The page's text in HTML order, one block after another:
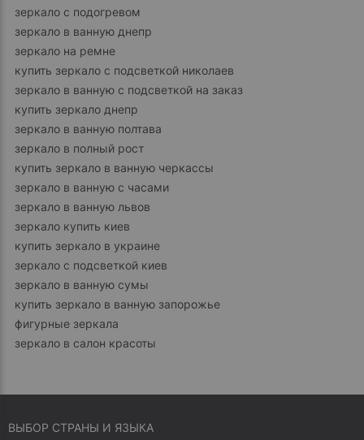
зеркало с подогревом
зеркало в ванную днепр
зеркало на ремне
купить зеркало с подсветкой николаев
зеркало в ванную с подсветкой на заказ
купить зеркало днепр
зеркало в ванную полтава
зеркало в полный рост
купить зеркало в ванную черкассы
зеркало в ванную с часами
зеркало в ванную львов
зеркало купить киев
купить зеркало в украине
зеркало с подсветкой киев
зеркало в ванную сумы
купить зеркало в ванную запорожье
фигурные зеркала
зеркало в салон красоты
ВЫБОР СТРАНЫ И ЯЗЫКА